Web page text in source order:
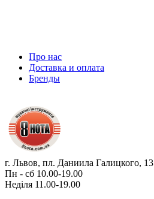
Про нас
Доставка и оплата
Бренды
г. Львов, пл. Даниила Галицкого, 13
Пн - сб 10.00-19.00
Неділя 11.00-19.00